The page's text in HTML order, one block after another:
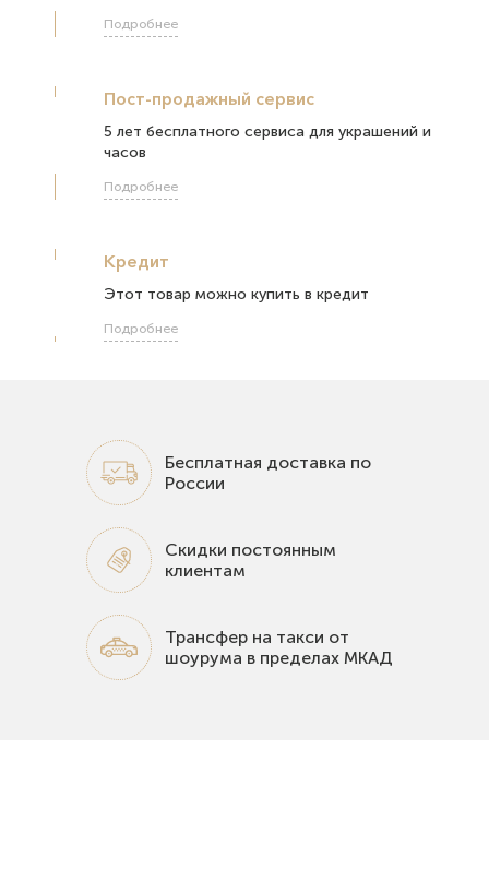
Подробнее
Пост-продажный сервис
5 лет бесплатного сервиса для украшений и
часов
Подробнее
Кредит
Этот товар можно купить в кредит
Подробнее
Бесплатная доставка по
России
Скидки постоянным
клиентам
Трансфер на такси от
шоурума в пределах МКАД